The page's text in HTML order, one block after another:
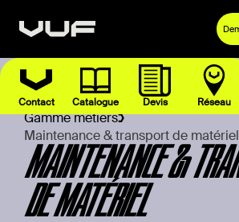
Contact Catalogue Devis Réseau
Gamme métiers
Maintenance & transport de matériel
MAINTENANCE &
DE MATÉRIEL